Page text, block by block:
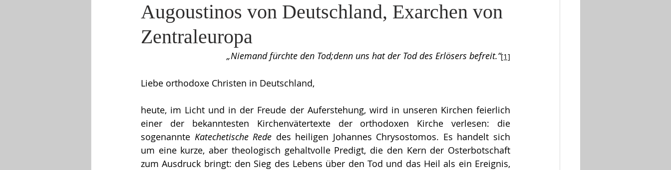
Augoustinos von Deutschland, Exarchen von
Zentraleuropa
„Niemand fürchte den Tod;denn uns hat der Tod des Erlösers befreit.“[1]
Liebe orthodoxe Christen in Deutschland,
heute, im Licht und in der Freude der Auferstehung, wird in unseren Kirchen feierlich
einer der bekanntesten Kirchenvätertexte der orthodoxen Kirche verlesen: die
sogenannte Katechetische Rede des heiligen Johannes Chrysostomos. Es handelt sich
um eine kurze, aber theologisch gehaltvolle Predigt, die den Kern der Osterbotschaft
zum Ausdruck bringt: den Sieg des Lebens über den Tod und das Heil als ein Ereignis,